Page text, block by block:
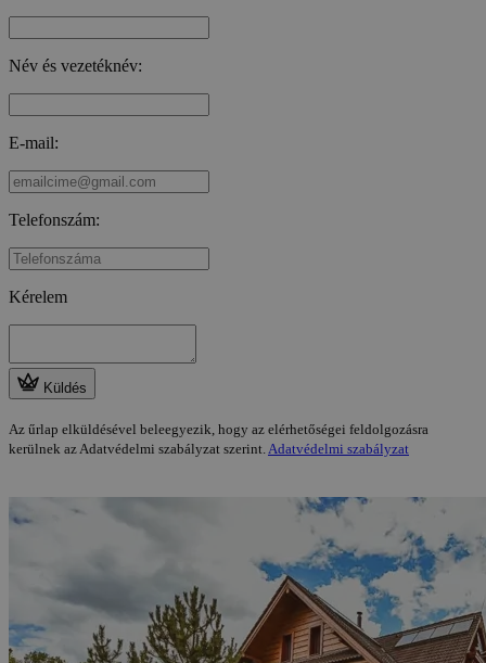
Név és vezetéknév:
E-mail:
Telefonszám:
Kérelem
Küldés
Az űrlap elküldésével beleegyezik, hogy az elérhetőségei feldolgozásra
kerülnek az Adatvédelmi szabályzat szerint.Adatvédelmi szabályzat